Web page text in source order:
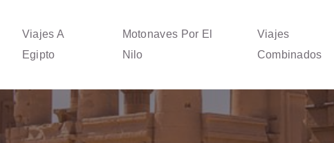
Viajes A
Egipto
Motonaves Por El
Nilo
Viajes
Combinados